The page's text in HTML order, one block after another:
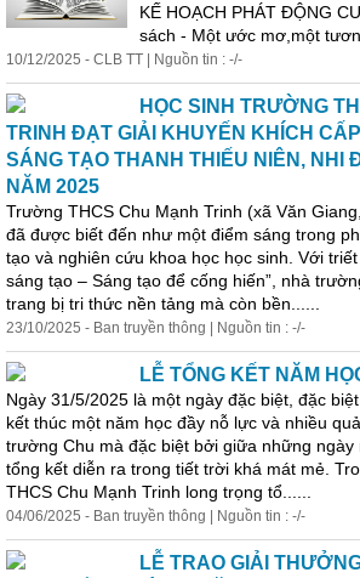
KẾ HOẠCH PHÁT ĐỘNG
sách - Một ước mơ,một
10/12/2025 - CLB TT | Nguồn tin : -/-
HỌC SINH TRƯỜNG
TRINH ĐẠT GIẢI KHUYẾN KHÍCH CẤP
SÁNG TẠO THANH THIẾU NIÊN, NHI
NĂM 2025
Trường THCS Chu Mạnh Trinh (xã Văn
đã được biết đến như một điểm sáng trong
tạo và nghiên cứu khoa học học sinh. Với
sáng tạo – Sáng tạo để cống hiến”, nhà
trang bị tri thức nền tảng mà còn bền......
23/10/2025 - Ban truyền thông | Nguồn tin : -/-
LỄ TỔNG KẾT NĂM
Ngày 31/5/2025 là một ngày đặc biệt, đặc
kết thúc một năm học đầy nỗ lực và nhiều
trường Chu mà đặc biệt bởi giữa những ngày
tổng kết diễn ra trong tiết trời khá mát mẻ.
THCS Chu Mạnh Trinh long trọng tổ......
04/06/2025 - Ban truyền thông | Nguồn tin : -/-
LỄ TRAO GIẢI